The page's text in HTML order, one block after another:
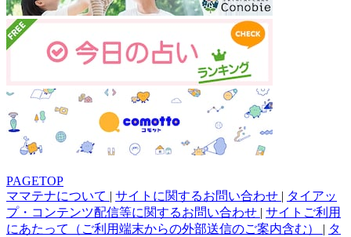
PAGETOP
ママテナについて | サイトに関するお問い合わせ | タイアッ
プ・コンテンツ配信等に関するお問い合わせ | サイトご利用
にあたって（ご利用端末からの外部送信のご案内含む） | タ